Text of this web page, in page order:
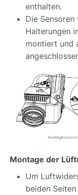
enthalten.
Die
Halterungen
montiert und
Montage der
Um
beiden